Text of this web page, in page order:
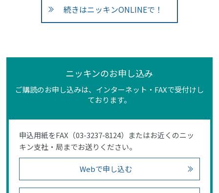
続きはニッキンONLINEで！
ニッキンのお申し込み
ご購読のお申し込みは、インターネット・FAXで受付けし
ております。
申込用紙をFAX（03-3237-8124）またはお近くのニッ
キン支社・局までお送りください。
Webで申し込む